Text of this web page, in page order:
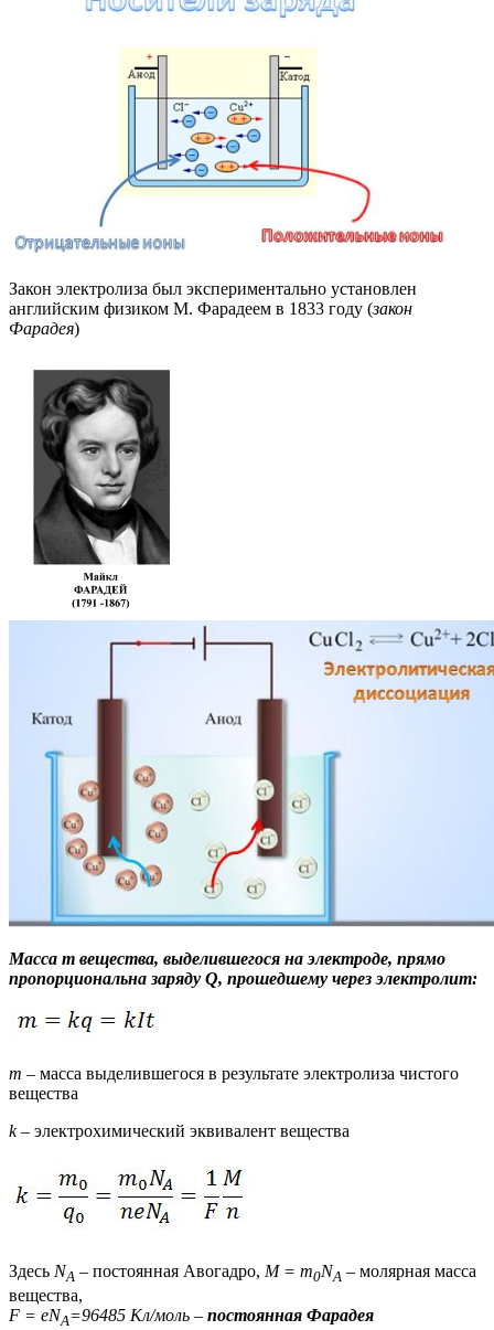
Закон электролиза был экспериментально установлен
английским физиком М. Фарадеем в 1833 году (закон
Фарадея)
Масса m вещества, выделившегося на электроде, прямо
пропорциональна заряду Q, прошедшему через электролит:
m – масса выделившегося в результате электролиза чистого
вещества
k– электрохимический эквивалент вещества
Здесь NA – постоянная Авогадро, M = m0NA – молярная масса
вещества,
F = eNA=96485 Кл/моль – постоянная Фарадея